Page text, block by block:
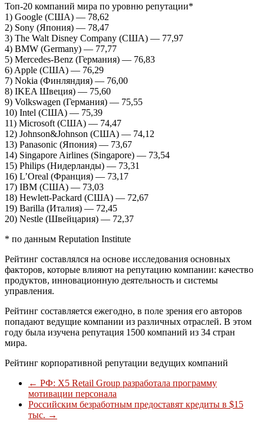
Топ-20 компаний мира по уровню репутации*
1) Google (США) — 78,62
2) Sony (Япония) — 78,47
3) The Walt Disney Company (США) — 77,97
4) BMW (Germany) — 77,77
5) Mercedes-Benz (Германия) — 76,83
6) Apple (США) — 76,29
7) Nokia (Финляндия) — 76,00
8) IKEA Швеция) — 75,60
9) Volkswagen (Германия) — 75,55
10) Intel (США) — 75,39
11) Microsoft (США) — 74,47
12) Johnson&Johnson (США) — 74,12
13) Panasonic (Япония) — 73,67
14) Singapore Airlines (Singapore) — 73,54
15) Philips (Нидерланды) — 73,31
16) L’Oreal (Франция) — 73,17
17) IBM (США) — 73,03
18) Hewlett-Packard (США) — 72,67
19) Barilla (Италия) — 72,45
20) Nestle (Швейцария) — 72,37
* по данным Reputation Institute
Рейтинг составлялся на основе исследования основных
факторов, которые влияют на репутацию компании: качество
продуктов, инновационную деятельность и системы
управления.
Рейтинг составляется ежегодно, в поле зрения его авторов
попадают ведущие компании из различных отраслей. В этом
году была изучена репутация 1500 компаний из 34 стран
мира.
Рейтинг корпоративной репутации ведущих компаний
← РФ: X5 Retail Group разработала программу
мотивации персонала
Российским безработным предоставят кредиты в $15
тыс. →